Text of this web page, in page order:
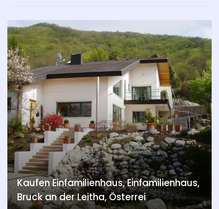
Kaufen Einfamilienhaus, Einfamilienhaus,
Bruck an der Leitha, Österrei